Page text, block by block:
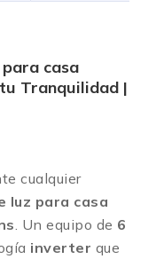
casa
Tranquilidad |
cualquier
luz para casa
. Un equipo de 6
inverter que